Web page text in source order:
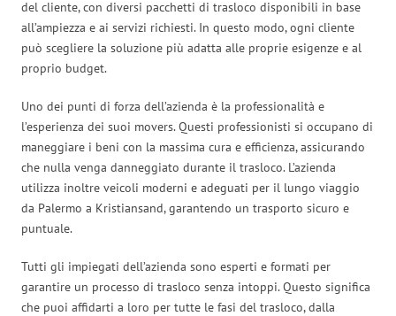
del cliente, con diversi pacchetti di trasloco disponibili in base
all’ampiezza e ai servizi richiesti. In questo modo, ogni cliente
può scegliere la soluzione più adatta alle proprie esigenze e al
proprio budget.
Uno dei punti di forza dell’azienda è la professionalità e
l’esperienza dei suoi movers. Questi professionisti si occupano di
maneggiare i beni con la massima cura e efficienza, assicurando
che nulla venga danneggiato durante il trasloco. L’azienda
utilizza inoltre veicoli moderni e adeguati per il lungo viaggio
da Palermo a Kristiansand, garantendo un trasporto sicuro e
puntuale.
Tutti gli impiegati dell’azienda sono esperti e formati per
garantire un processo di trasloco senza intoppi. Questo significa
che puoi affidarti a loro per tutte le fasi del trasloco, dalla